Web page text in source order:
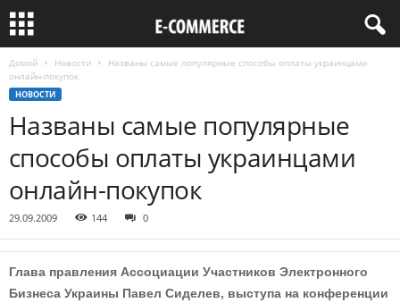
Домой Новости
Названы самые популярные способы оплаты украинцами
онлайн-покупок
НОВОСТИ
Названы самые популярные
способы оплаты украинцами
онлайн-покупок
29.09.2009 144 0
Глава правления Ассоциации Участников Электронного
Бизнеса Украины Павел Сиделев, выступа на конференции